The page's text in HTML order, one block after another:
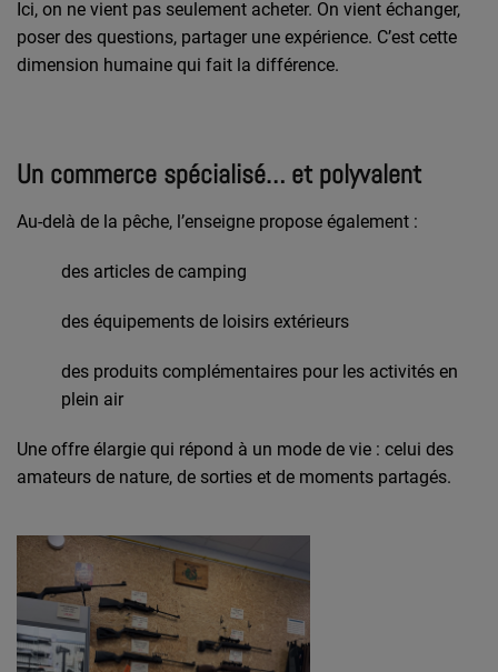
Ici, on ne vient pas seulement acheter. On vient échanger,
poser des questions, partager une expérience. C’est cette
dimension humaine qui fait la différence.
Un commerce spécialisé… et polyvalent
Au-delà de la pêche, l’enseigne propose également :
des articles de camping
des équipements de loisirs extérieurs
des produits complémentaires pour les activités en
plein air
Une offre élargie qui répond à un mode de vie : celui des
amateurs de nature, de sorties et de moments partagés.